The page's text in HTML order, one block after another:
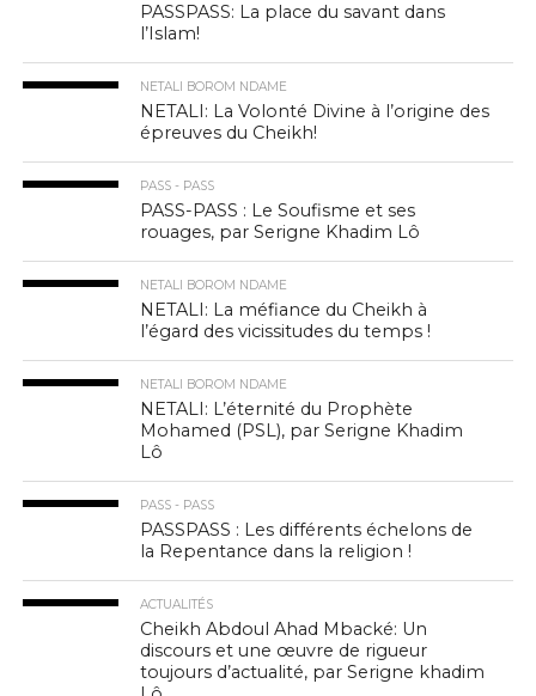
PASSPASS: La place du savant dans
l’Islam!
NETALI BOROM NDAME
NETALI: La Volonté Divine à l’origine des
épreuves du Cheikh!
PASS - PASS
PASS-PASS : Le Soufisme et ses
rouages, par Serigne Khadim Lô
NETALI BOROM NDAME
NETALI: La méfiance du Cheikh à
l’égard des vicissitudes du temps !
NETALI BOROM NDAME
NETALI: L’éternité du Prophète
Mohamed (PSL), par Serigne Khadim
Lô
PASS - PASS
PASSPASS : Les différents échelons de
la Repentance dans la religion !
ACTUALITÉS
Cheikh Abdoul Ahad Mbacké: Un
discours et une œuvre de rigueur
toujours d’actualité, par Serigne khadim